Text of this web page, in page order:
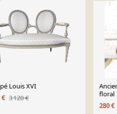
Louis XVI
€ 3 120 €
floral
280 €